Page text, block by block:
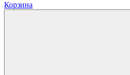
Корзина